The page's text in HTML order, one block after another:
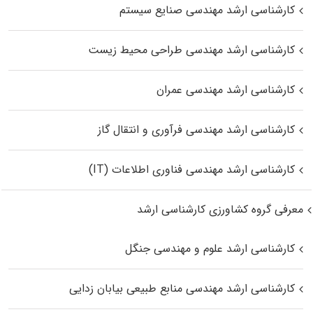
کارشناسی ارشد مهندسی صنایع سیستم
کارشناسی ارشد مهندسی طراحی محیط زیست
کارشناسی ارشد مهندسی عمران
کارشناسی ارشد مهندسی فرآوری و انتقال گاز
کارشناسی ارشد مهندسی فناوری اطلاعات (IT)
معرفی گروه کشاورزی کارشناسی ارشد
کارشناسی ارشد علوم و مهندسی جنگل
کارشناسی ارشد مهندسی منابع طبیعی بیابان زدایی